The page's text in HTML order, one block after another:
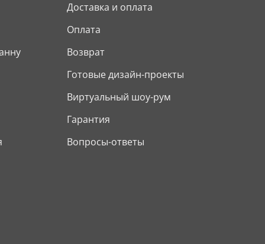
Доставка и оплата
Оплата
Возврат
Готовые дизайн-проекты
Виртуальный шоу-рум
Гарантия
Вопросы-ответы